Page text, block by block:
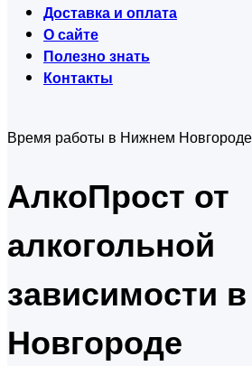
Доставка и оплата
О сайте
Полезно знать
Контакты
Время работы в Нижнем
АлкоПрост от
алкогольной
зависимости
Новгороде